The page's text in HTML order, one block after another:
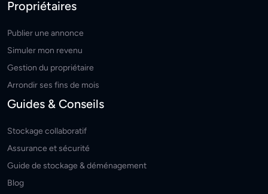
Propriétaires
Publier une annonce
Simuler mon revenu
Gestion du propriétaire
Arrondir ses fins de mois
Guides & Conseils
Stockage collaboratif
Assurance et sécurité
Guide de stockage & déménagement
Blog